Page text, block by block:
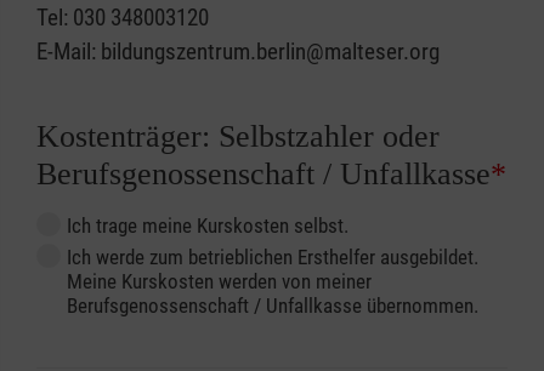
Tel: 030 348003120
E-Mail: bildungszentrum.berlin@malteser.org
Kostenträger: Selbstzahler oder
Berufsgenossenschaft / Unfallkasse*
Ich trage meine Kurskosten selbst.
Ich werde zum betrieblichen Ersthelfer ausgebildet.
Meine Kurskosten werden von meiner
Berufsgenossenschaft / Unfallkasse übernommen.